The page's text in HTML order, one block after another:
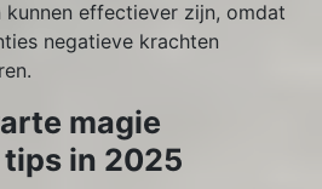
kunnen effectiever zijn, omdat
negatieve krachten
magie
in 2025